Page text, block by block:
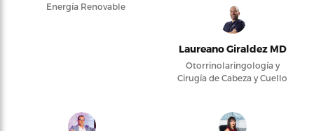
Energía Renovable
Laureano Giraldez MD
Otorrinolaringología y
Cirugía de Cabeza y Cuello